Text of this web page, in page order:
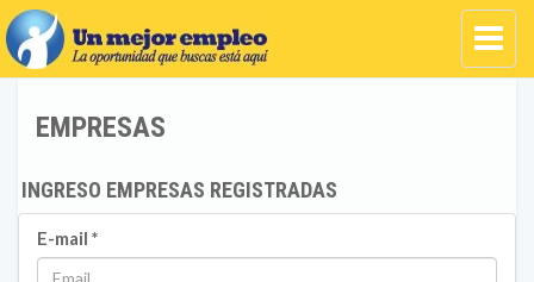
EMPRESAS
INGRESO EMPRESAS REGISTRADAS
E-mail *